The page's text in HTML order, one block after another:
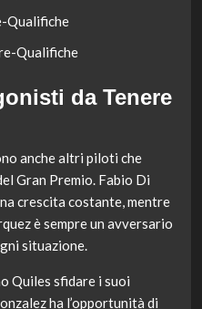
Qualifiche
Qualifiche
da Tenere
anche altri piloti che
Gran Premio. Fabio Di
crescita costante, mentre
è sempre un avversario
situazione.
Quiles sfidare i suoi
ha l’opportunità di